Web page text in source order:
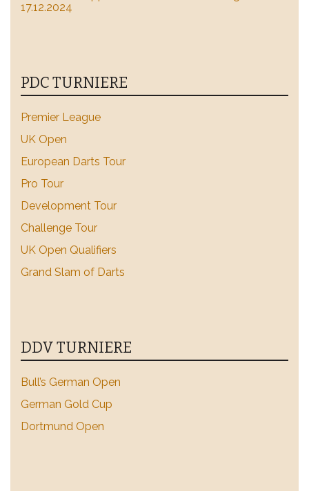
17.12.2024
PDC TURNIERE
Premier League
UK Open
European Darts Tour
Pro Tour
Development Tour
Challenge Tour
UK Open Qualifiers
Grand Slam of Darts
DDV TURNIERE
Bull’s German Open
German Gold Cup
Dortmund Open